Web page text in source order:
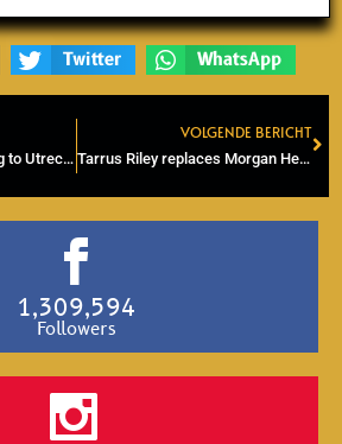
Twitter WhatsApp
Burning Spear is coming to Utrecht and Amsterdam
VOLGENDE BERICHT
Tarrus Riley replaces Morgan Heritage at Sun Splash in The Hague
1,309,594
Followers